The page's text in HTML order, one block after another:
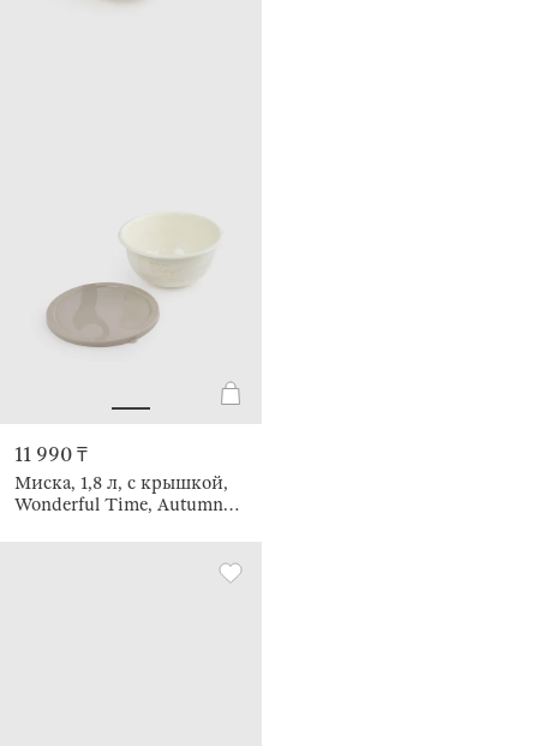
11 990 ₸
Миска, 1,8 л, с крышкой,
Wonderful Time, Autumn